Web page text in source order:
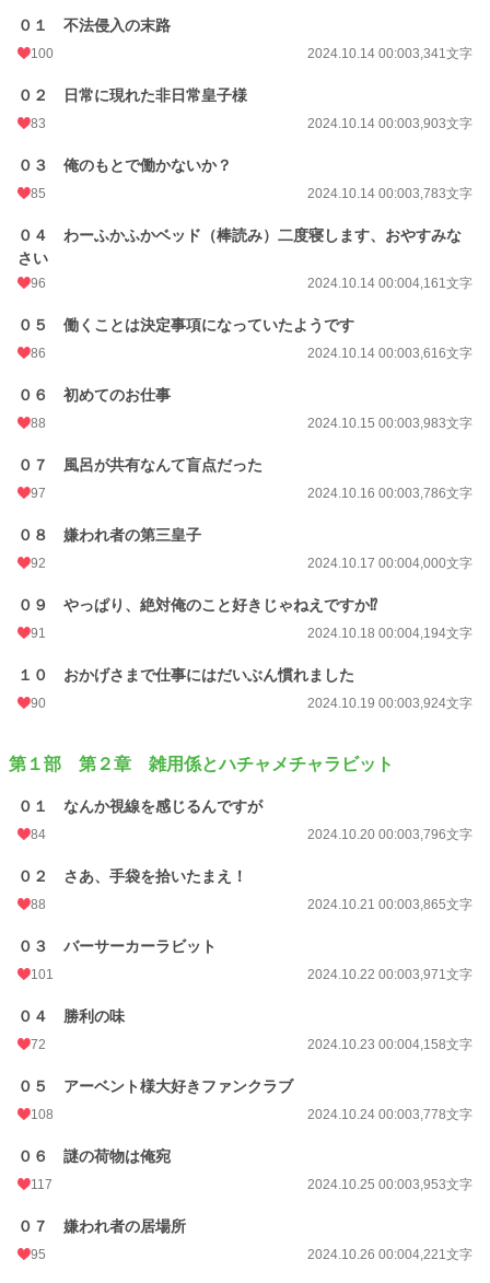
BL 3,017 位 / 31,441 件
24h.ポイント 78 pt
更新日時
初回完結日時
月間ポイント 539 pt (33,542 位)
累計ポイント
０１ 不法侵入の末路
100 2024.10.14 00:003,341文字
０２ 日常に現れた非日常皇子様
83 2024.10.14 00:003,903文字
０３ 俺のもとで働かないか？
85 2024.10.14 00:003,783文字
０４ わーふかふかベッド（棒読み）二度寝します、おやすみな
さい
96 2024.10.14 00:004,161文字
０５ 働くことは決定事項になっていたようです
86 2024.10.14 00:003,616文字
０６ 初めてのお仕事
88 2024.10.15 00:003,983文字
０７ 風呂が共有なんて盲点だった
97 2024.10.16 00:003,786文字
０８ 嫌われ者の第三皇子
92 2024.10.17 00:004,000文字
０９ やっぱり、絶対俺のこと好きじゃねえですか⁉
91 2024.10.18 00:004,194文字
１０ おかげさまで仕事にはだいぶん慣れました
90 2024.10.19 00:003,924文字
第１部 第２章 雑用係とハチャメチャラビット
０１ なんか視線を感じるんですが
84 2024.10.20 00:003,796文字
０２ さあ、手袋を拾いたまえ！
88 2024.10.21 00:003,865文字
０３ バーサーカーラビット
101 2024.10.22 00:003,971文字
０４ 勝利の味
72 2024.10.23 00:004,158文字
０５ アーベント様大好きファンクラブ
108 2024.10.24 00:003,778文字
０６ 謎の荷物は俺宛
117 2024.10.25 00:003,953文字
０７ 嫌われ者の居場所
95 2024.10.26 00:004,221文字